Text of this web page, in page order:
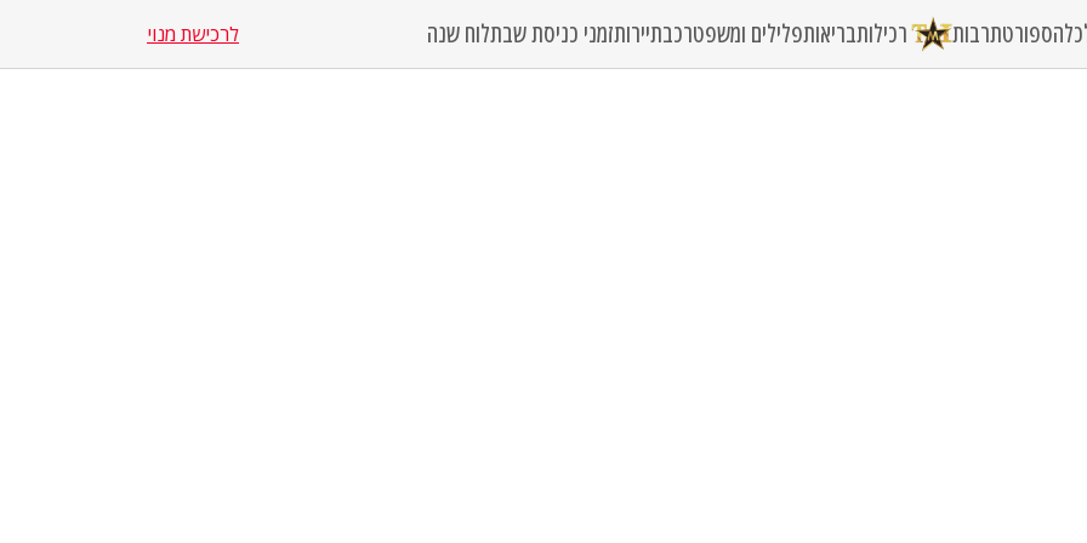
ספורטתרבות רכילותבריאותפלילים ומשפטרכבתיירותזמני כניסת שבתלוח שנה לרכישת מנוי